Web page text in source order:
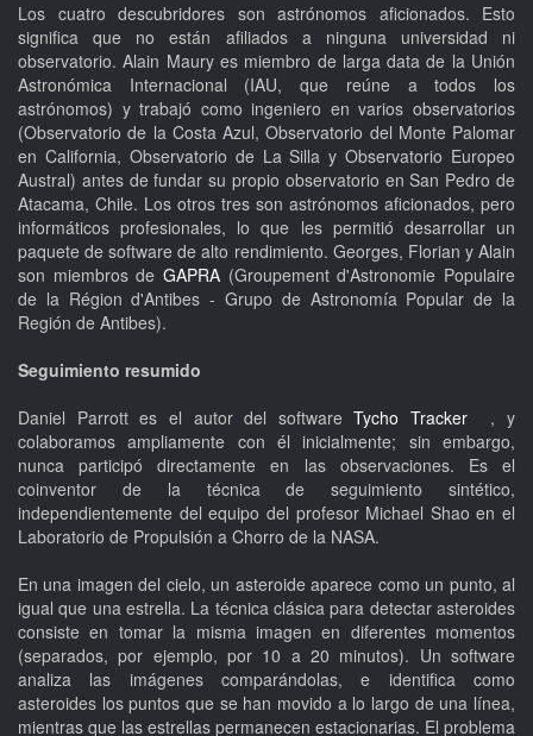
Los cuatro descubridores son astrónomos aficionados. Esto
significa que no están afiliados a ninguna universidad ni
observatorio. Alain Maury es miembro de larga data de la Unión
Astronómica Internacional (IAU, que reúne a todos los
astrónomos) y trabajó como ingeniero en varios observatorios
(Observatorio de la Costa Azul, Observatorio del Monte Palomar
en California, Observatorio de La Silla y Observatorio Europeo
Austral) antes de fundar su propio observatorio en San Pedro de
Atacama, Chile. Los otros tres son astrónomos aficionados, pero
informáticos profesionales, lo que les permitió desarrollar un
paquete de software de alto rendimiento. Georges, Florian y Alain
son miembros de GAPRA (Groupement d'Astronomie Populaire
de la Région d'Antibes - Grupo de Astronomía Popular de la
Región de Antibes).
Seguimiento resumido
Daniel Parrott es el autor del softwareTycho Tracker , y
colaboramos ampliamente con él inicialmente; sin embargo,
nunca participó directamente en las observaciones. Es el
coinventor de la técnica de seguimiento sintético,
independientemente del equipo del profesor Michael Shao en el
Laboratorio de Propulsión a Chorro de la NASA.
En una imagen del cielo, un asteroide aparece como un punto, al
igual que una estrella. La técnica clásica para detectar asteroides
consiste en tomar la misma imagen en diferentes momentos
(separados, por ejemplo, por 10 a 20 minutos). Un software
analiza las imágenes comparándolas, e identifica como
asteroides los puntos que se han movido a lo largo de una línea,
mientras que las estrellas permanecen estacionarias. El problema